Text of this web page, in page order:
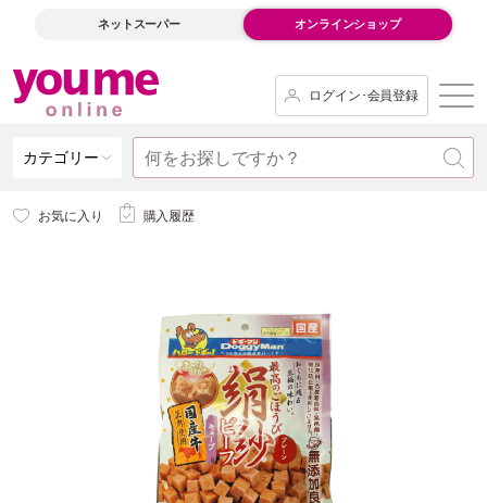
ネットスーパー オンラインショップ
ログイン･会員登録
カテゴリー
お気に入り 購入履歴